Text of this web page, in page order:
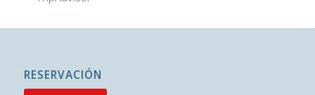
RESERVACIÓN